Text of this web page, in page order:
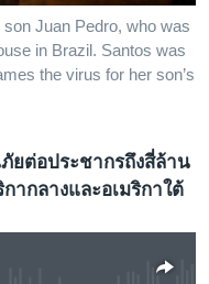
Juan Pedro, who was
in Brazil. Santos was
the virus for her son’s
ยต่อประชากรถึงสี่ล้าน
ากลางและอเมริกาใต้